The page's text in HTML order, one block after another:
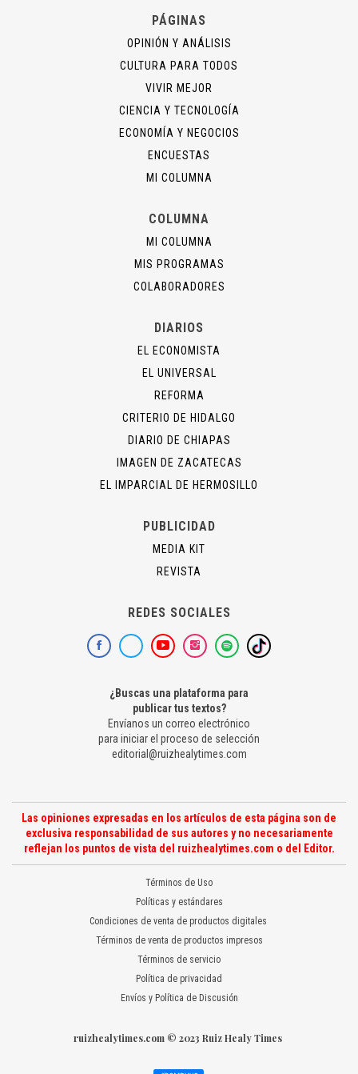
PÁGINAS
OPINIÓN Y ANÁLISIS
CULTURA PARA TODOS
VIVIR MEJOR
CIENCIA Y TECNOLOGÍA
ECONOMÍA Y NEGOCIOS
ENCUESTAS
MI COLUMNA
COLUMNA
MI COLUMNA
MIS PROGRAMAS
COLABORADORES
DIARIOS
EL ECONOMISTA
EL UNIVERSAL
REFORMA
CRITERIO DE HIDALGO
DIARIO DE CHIAPAS
IMAGEN DE ZACATECAS
EL IMPARCIAL DE HERMOSILLO
PUBLICIDAD
MEDIA KIT
REVISTA
REDES SOCIALES
¿Buscas una plataforma para
publicar tus textos?
Envíanos un correo electrónico
para iniciar el proceso de selección
editorial@ruizhealytimes.com
Las opiniones expresadas en los artículos de esta página son de
exclusiva responsabilidad de sus autores y no necesariamente
reflejan los puntos de vista del ruizhealytimes.com o del Editor.
Términos de Uso
Políticas y estándares
Condiciones de venta de productos digitales
Términos de venta de productos impresos
Términos de servicio
Política de privacidad
Envíos y Política de Discusión
ruizhealytimes.com © 2023 Ruiz Healy Times